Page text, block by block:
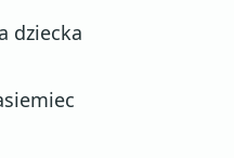
dziecka